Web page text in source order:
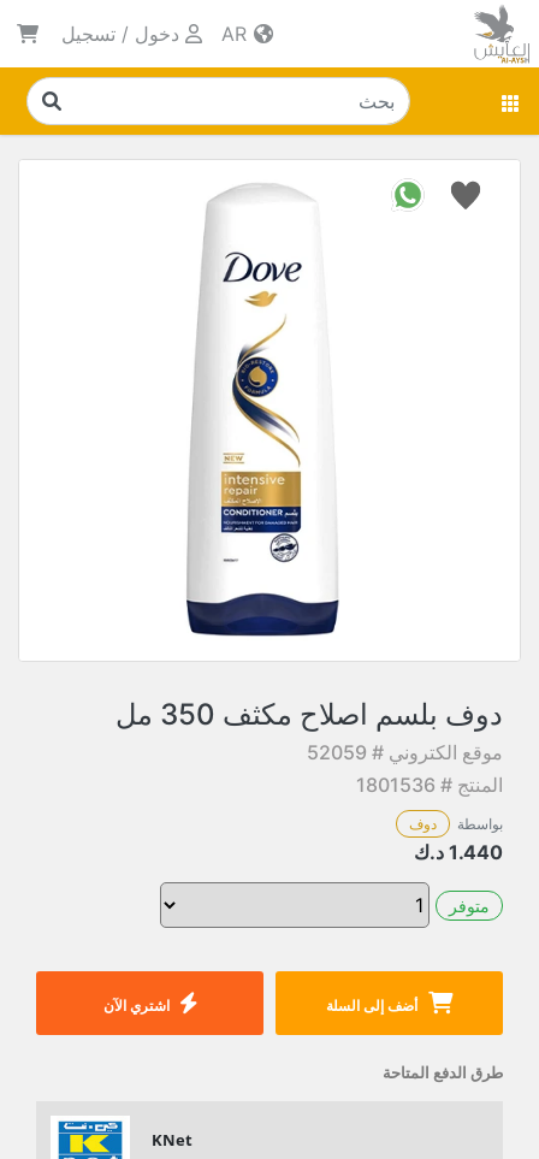
دخول / تسجيل
دوف بلسم اصلاح مكثف 350 مل
موقع الكتروني # 52059
المنتج # 1801536
بواسطة دوف
1.440 د.ك
متوفر
أضف إلى السلة اشتري الآن
طرق الدفع المتاحة
KNet